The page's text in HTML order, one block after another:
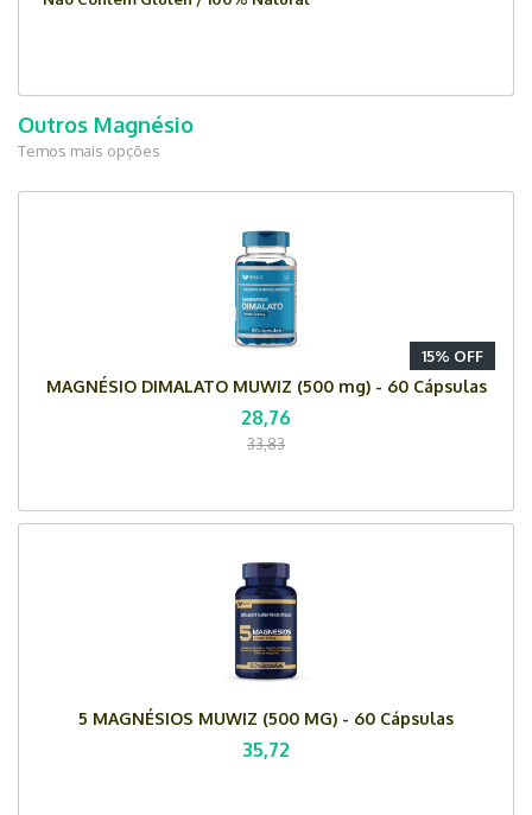
Outros Magnésio
Temos mais opções
15% OFF
MAGNÉSIO DIMALATO MUWIZ (500 mg) - 60 Cápsulas
28,76
33,83
5 MAGNÉSIOS MUWIZ (500 MG) - 60 Cápsulas
35,72